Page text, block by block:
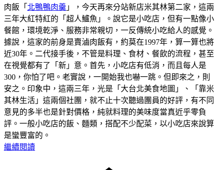
肉飯「 北鴨鴨肉羹 」，今天再來分站新店米其林第二家，這兩
三年大紅特紅的「超人鱸魚」。說它是小吃店，但有一點像小
餐館，環境乾淨、服務非常親切，一反傳統小吃給人的感覺。
據說，這家的前身是賣滷肉飯有，約莫在1997年，算一算也將
近30年。二代接手後，不管是料理、食材、餐飲的流程，甚至
在視覺都有了「新」意。首先，小吃店有低消，而且每人是
300，你怕了吧。老實說，一開始我也嚇一跳。但即來之，則
安之。印象中，這兩三年，光是「大台北美食地圖」、「靠米
其林生活」這兩個社團，就不止十次聽過團員的好評，有不同
意見的多半也是針對價格，純就料理的美味度當真近乎零負
評。一般小吃店的飯、麵類，搭配不少配菜，以小吃店來說算
是蠻豐富的。
繼續閱讀